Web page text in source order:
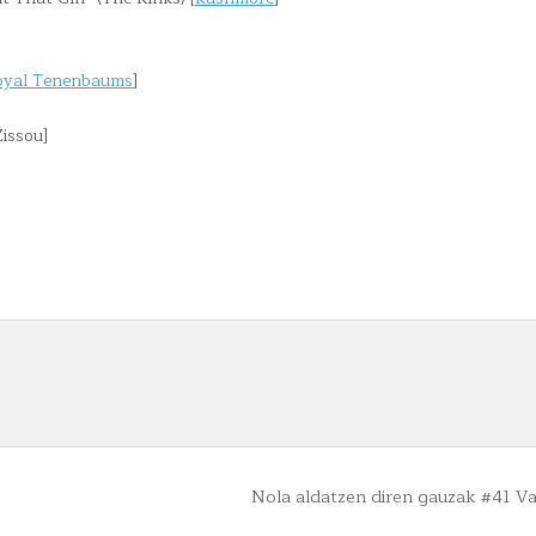
Tenenbaums]
Nola aldatzen diren gauzak #41